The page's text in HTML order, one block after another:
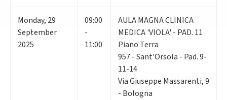
Monday, 29
September
2025
09:00
-
11:00
AULA MAGNA CLINICA
MEDICA 'VIOLA' - PAD. 11
Piano Terra
957 - Sant'Orsola - Pad. 9-
11-14
Via Giuseppe Massarenti, 9
- Bologna